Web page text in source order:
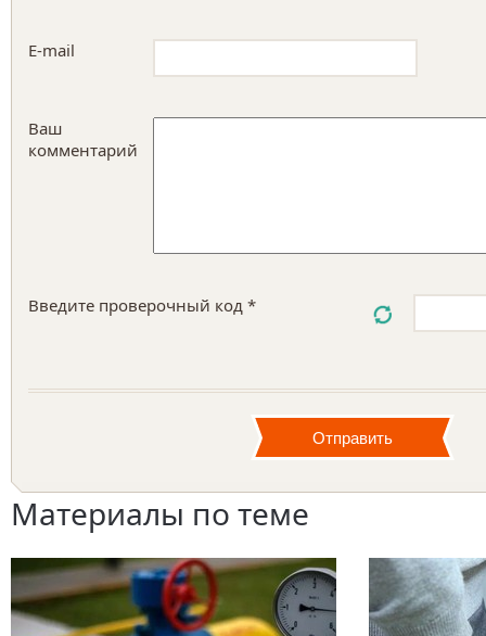
E-mail
Ваш
комментарий
Введите проверочный код *
Материалы по теме